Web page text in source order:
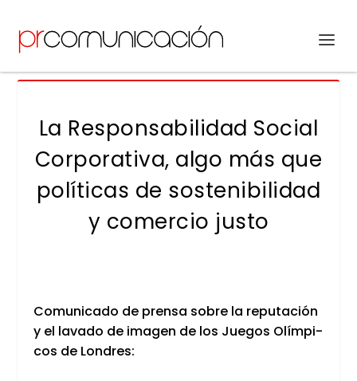
La Responsabilidad Social
Corporativa, algo más que
políticas de sostenibilidad
y comercio justo
Comu­ni­ca­do de pren­sa sobre la repu­tación
y el lava­do de ima­gen de los Jue­gos Olím­pi­
cos de Lon­dres: